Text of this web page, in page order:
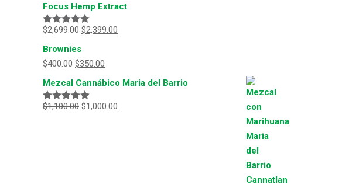
5
Focus Hemp Extract
Valorado
5
$2,699.00 $2,399.00
Brownies
$400.00 $350.00
Mezcal Cannábico Maria del Barrio
Valorado
$1,100.00 $1,000.00